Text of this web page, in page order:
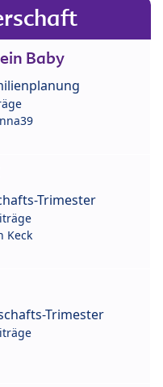
Baby
Trimester
Keck
Trimester